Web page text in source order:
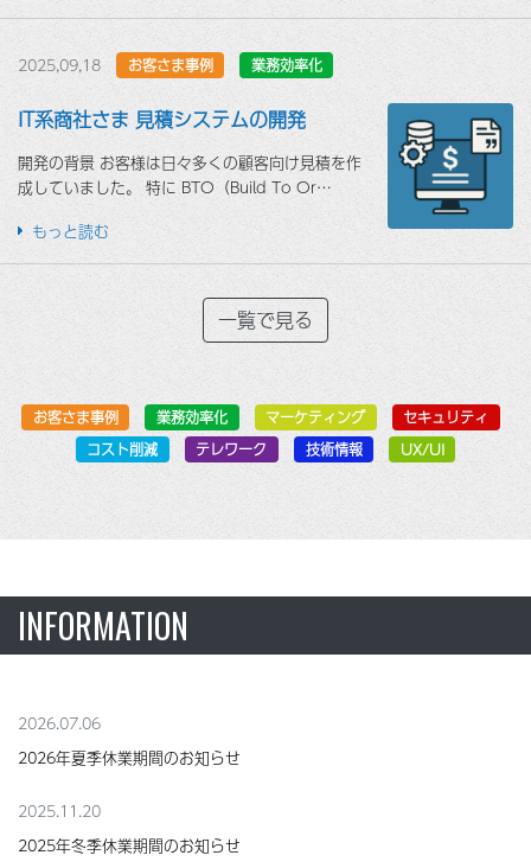
2025,09,18 お客さま事例 業務効率化
IT系商社さま 見積システムの開発
開発の背景 お客様は日々多くの顧客向け見積を作
成していました。 特に BTO（Build To Or…
もっと読む
一覧で見る
お客さま事例 業務効率化 マーケティング
セキュリティ
コスト削減
テレワーク 技術情報 UX/UI
INFORMATION
2026.07.06
2026年夏季休業期間のお知らせ
2025.11.20
2025年冬季休業期間のお知らせ